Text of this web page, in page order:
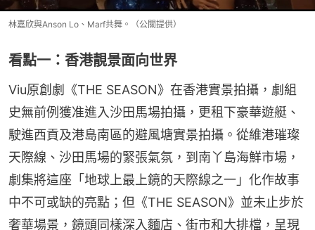
林嘉欣與Anson Lo、Marf共舞。（公關提供）
看點一：香港靚景面向世界
Viu原創劇《THE SEASON》在香港實景拍攝，劇組
史無前例獲准進入沙田馬場拍攝，更租下豪華遊艇、
駛進西貢及港島南區的避風塘實景拍攝。從維港璀璨
天際線、沙田馬場的緊張氣氛，到南丫島海鮮市場，
劇集將這座「地球上最上鏡的天際線之一」化作故事
中不可或缺的亮點；但《THE SEASON》並未止步於
奢華場景，鏡頭同樣深入麵店、街市和大排檔，呈現